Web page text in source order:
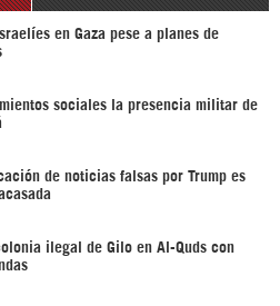
en Gaza pese a planes de
sociales la presencia militar de
de noticias falsas por Trump es
ilegal de Gilo en Al-Quds con